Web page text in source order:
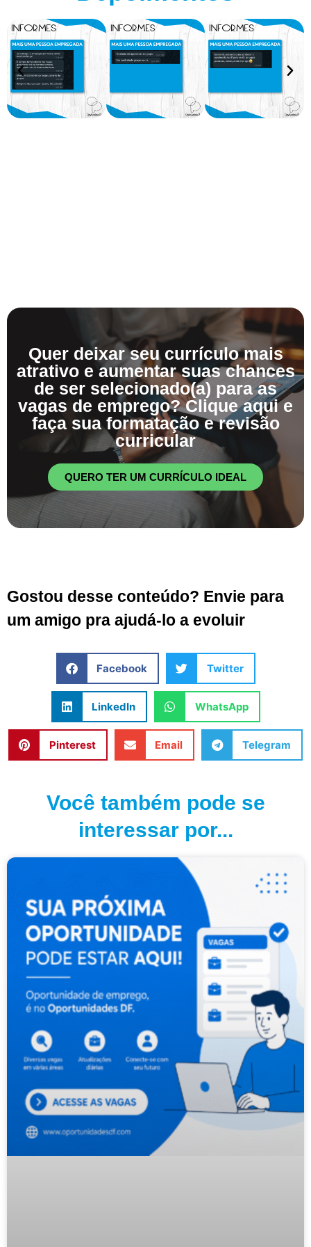
Quer deixar seu currículo mais
atrativo e aumentar suas chances
de ser selecionado(a) para as
vagas de emprego? Clique aqui e
faça sua formatação e revisão
curricular
QUERO TER UM CURRÍCULO IDEAL
Gostou desse conteúdo? Envie para
um amigo pra ajudá-lo a evoluir
Facebook Twitter
LinkedIn WhatsApp
Pinterest Email Telegram
Você também pode se
interessar por...